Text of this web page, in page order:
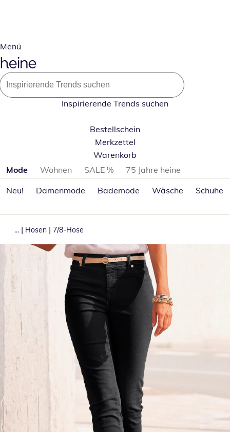
Menü
Inspirierende Trends suchen
Bestellschein
Merkzettel
Warenkorb
Produktkategorien überspringen
Mode Wohnen SALE %
75 Jahre heine
Neu!
Damenmode Bademode Wäsche Schuhe
... | Hosen | 7/8-Hose